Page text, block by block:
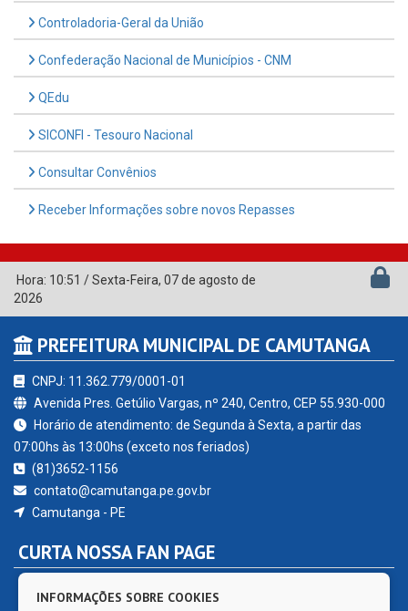
Controladoria-Geral da União
Confederação Nacional de Municípios - CNM
QEdu
SICONFI - Tesouro Nacional
Consultar Convênios
Receber Informações sobre novos Repasses
Hora: 10:51 /Sexta-Feira, 07 de agosto de
2026
PREFEITURA MUNICIPAL DE CAMUTANGA
CNPJ: 11.362.779/0001-01
Avenida Pres. Getúlio Vargas, nº 240, Centro, CEP 55.930-000
Horário de atendimento: de Segunda à Sexta, a partir das
07:00hs às 13:00hs (exceto nos feriados)
(81)3652-1156
contato@camutanga.pe.gov.br
Camutanga - PE
CURTA NOSSA FAN PAGE
INFORMAÇÕES SOBRE COOKIES